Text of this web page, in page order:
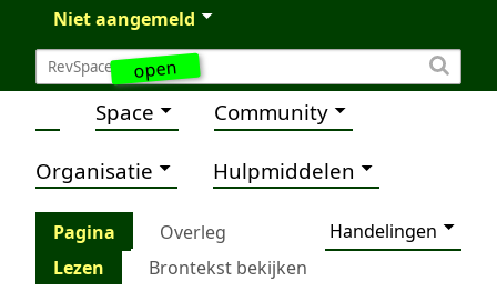
open
Niet aangemeld
Space Community
Organisatie Hulpmiddelen
Pagina Overleg
Handelingen
Lezen
Brontekst bekijken